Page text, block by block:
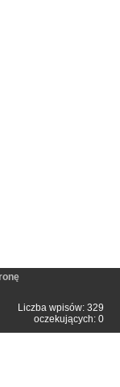
Liczba wpisów: 329
oczekujących: 0